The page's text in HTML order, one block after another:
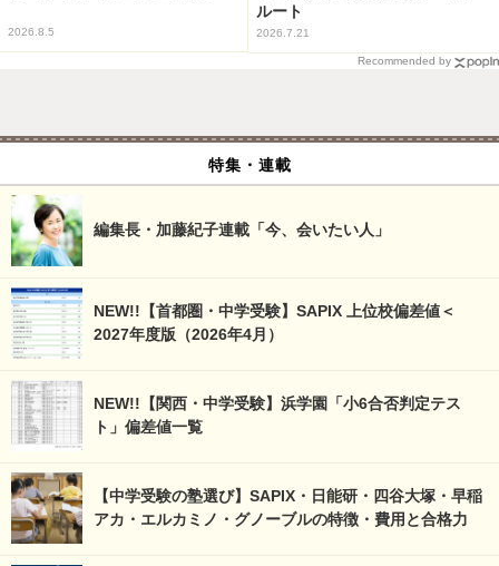
2026.8.5
ルート
2026.7.21
Recommended by
特集・連載
編集長・加藤紀子連載「今、会いたい人」
NEW!!【首都圏・中学受験】SAPIX 上位校偏差値＜
2027年度版（2026年4月）
NEW!!【関西・中学受験】浜学園「小6合否判定テス
ト」偏差値一覧
【中学受験の塾選び】SAPIX・日能研・四谷大塚・早稲
アカ・エルカミノ・グノーブルの特徴・費用と合格力